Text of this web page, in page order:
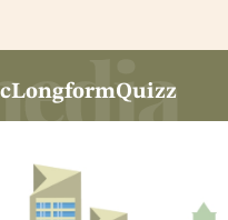
LongformQuizz